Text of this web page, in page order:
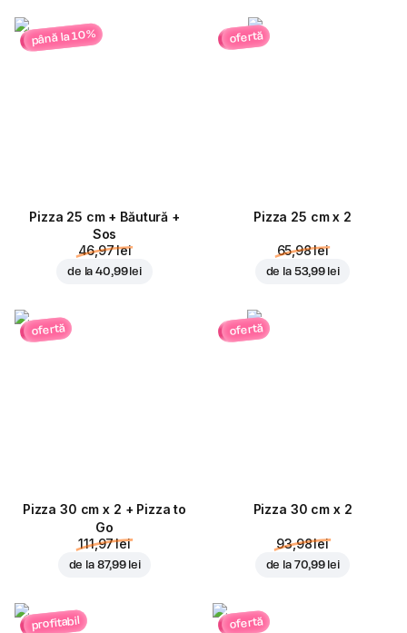
până la 10%
Pizza 25 cm + Băutură +
Sos
46,97 lei
de la40,99 lei
ofertă
Pizza 25 cm x 2
65,98 lei
de la 53,99 lei
ofertă
Pizza 30 cm x 2 + Pizza to
Go
111,97 lei
de la 87,99 lei
ofertă
Pizza 30 cm x 2
93,98 lei
de la 70,99 lei
profitabil ofertă